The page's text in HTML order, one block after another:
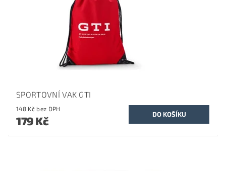
SPORTOVNÍ VAK GTI
148 Kč bez DPH
179 Kč